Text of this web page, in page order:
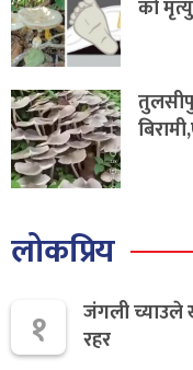
को मृत्यु
लोकप्रिय
१
जंगली च्याउले
रहर